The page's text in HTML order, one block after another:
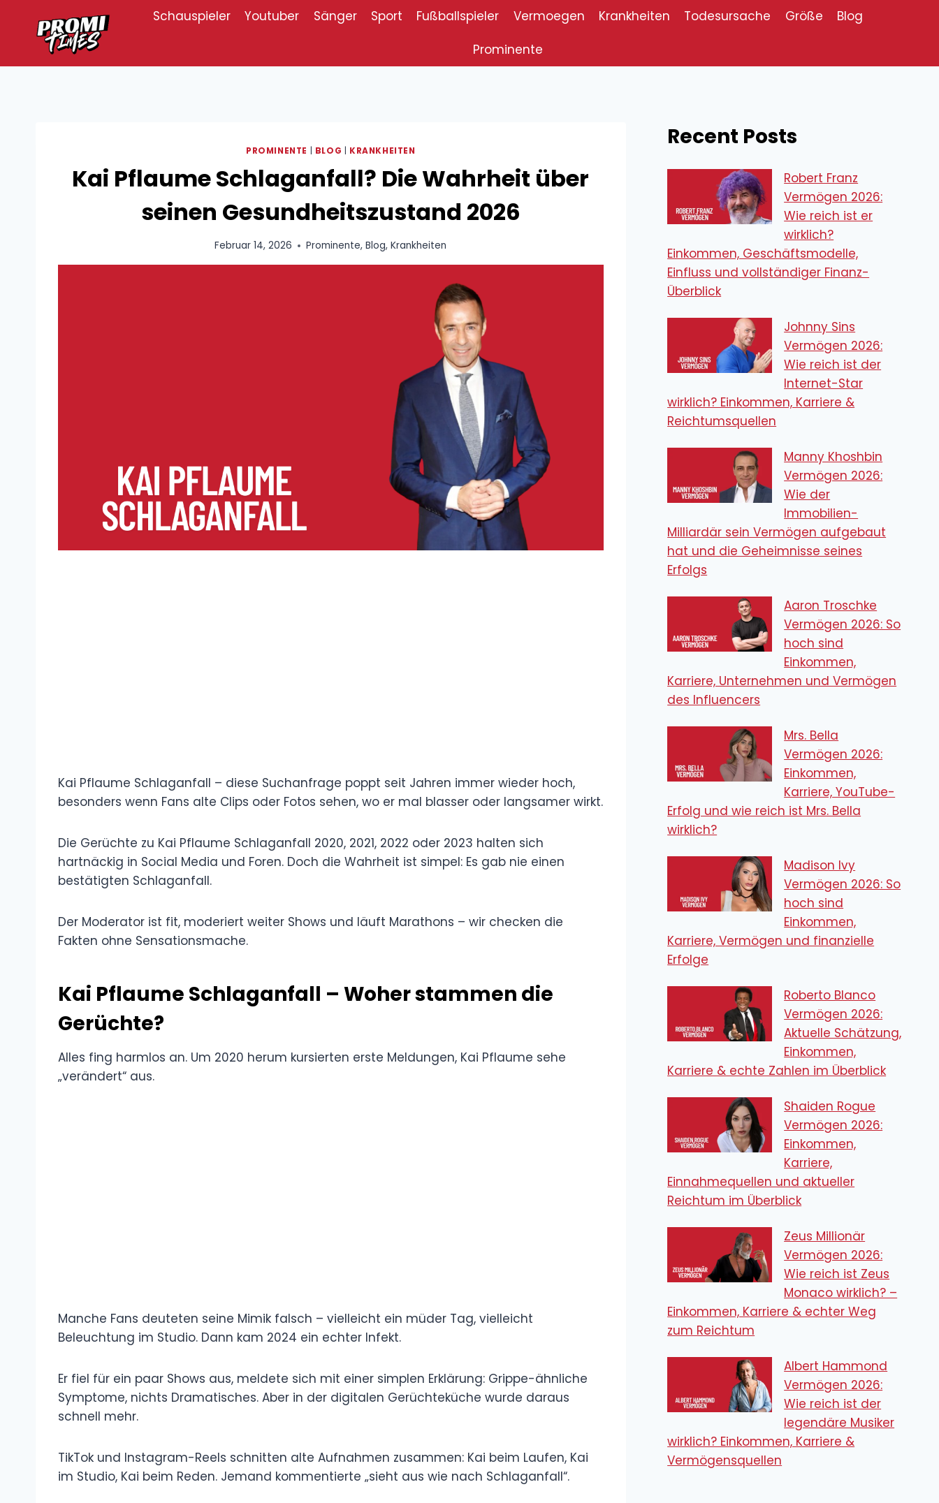
springen
Schauspieler Youtuber Sänger Sport Fußballspieler Vermoegen Krankheiten Todesursache Größe
Blog
Prominente
PROMINENTE BLOG KRANKHEITEN
Kai Pflaume Schlaganfall? Die Wahrheit über
seinen Gesundheitszustand 2026
Februar 14, 2026 Prominente,Blog,Krankheiten
Kai Pflaume Schlaganfall – diese Suchanfrage poppt seit Jahren immer wieder hoch,
besonders wenn Fans alte Clips oder Fotos sehen, wo er mal blasser oder langsamer wirkt.
Die Gerüchte zu Kai Pflaume Schlaganfall 2020, 2021, 2022 oder 2023 halten sich
hartnäckig in Social Media und Foren. Doch die Wahrheit ist simpel: Es gab nie einen
bestätigten Schlaganfall.
Der Moderator ist fit, moderiert weiter Shows und läuft Marathons – wir checken die
Fakten ohne Sensationsmache.
Kai Pflaume Schlaganfall – Woher stammen die
Gerüchte?
Alles fing harmlos an. Um 2020 herum kursierten erste Meldungen, Kai Pflaume sehe
„verändert“ aus.
Manche Fans deuteten seine Mimik falsch – vielleicht ein müder Tag, vielleicht
Beleuchtung im Studio. Dann kam 2024 ein echter Infekt.
Er fiel für ein paar Shows aus, meldete sich mit einer simplen Erklärung: Grippe-ähnliche
Symptome, nichts Dramatisches. Aber in der digitalen Gerüchteküche wurde daraus
schnell mehr.
TikTok und Instagram-Reels schnitten alte Aufnahmen zusammen: Kai beim Laufen, Kai
im Studio, Kai beim Reden. Jemand kommentierte „sieht aus wie nach Schlaganfall“.
Recent Posts
Robert Franz
Vermögen 2026:
Wie reich ist er
wirklich?
Einkommen, Geschäftsmodelle,
Einfluss und vollständiger Finanz-
Überblick
Johnny Sins
Vermögen 2026:
Wie reich ist der
Internet-Star
wirklich? Einkommen, Karriere &
Reichtumsquellen
Manny Khoshbin
Vermögen 2026:
Wie der
Immobilien-
Milliardär sein Vermögen aufgebaut
hat und die Geheimnisse seines
Erfolgs
Aaron Troschke
Vermögen 2026: So
hoch sind
Einkommen,
Karriere, Unternehmen und Vermögen
des Influencers
Mrs. Bella
Vermögen 2026:
Einkommen,
Karriere, YouTube-
Erfolg und wie reich ist Mrs. Bella
wirklich?
Madison Ivy
Vermögen 2026: So
hoch sind
Einkommen,
Karriere, Vermögen und finanzielle
Erfolge
Roberto Blanco
Vermögen 2026:
Aktuelle Schätzung,
Einkommen,
Karriere & echte Zahlen im Überblick
Shaiden Rogue
Vermögen 2026:
Einkommen,
Karriere,
Einnahmequellen und aktueller
Reichtum im Überblick
Zeus Millionär
Vermögen 2026:
Wie reich ist Zeus
Monaco wirklich? –
Einkommen, Karriere & echter Weg
zum Reichtum
Albert Hammond
Vermögen 2026:
Wie reich ist der
legendäre Musiker
wirklich? Einkommen, Karriere &
Vermögensquellen